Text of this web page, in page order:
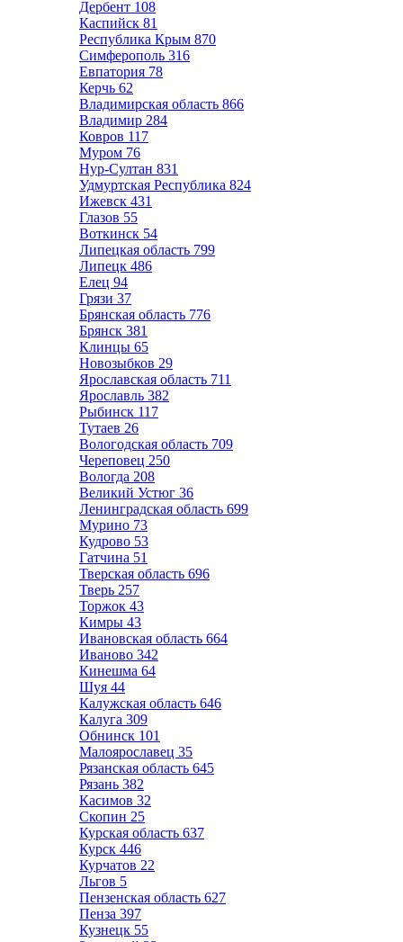
Дербент 108
Каспийск 81
Республика Крым 870
Симферополь 316
Евпатория 78
Керчь 62
Владимирская область 866
Владимир 284
Ковров 117
Муром 76
Нур-Султан 831
Удмуртская Республика 824
Ижевск 431
Глазов 55
Воткинск 54
Липецкая область 799
Липецк 486
Елец 94
Грязи 37
Брянская область 776
Брянск 381
Клинцы 65
Новозыбков 29
Ярославская область 711
Ярославль 382
Рыбинск 117
Тутаев 26
Вологодская область 709
Череповец 250
Вологда 208
Великий Устюг 36
Ленинградская область 699
Мурино 73
Кудрово 53
Гатчина 51
Тверская область 696
Тверь 257
Торжок 43
Кимры 43
Ивановская область 664
Иваново 342
Кинешма 64
Шуя 44
Калужская область 646
Калуга 309
Обнинск 101
Малоярославец 35
Рязанская область 645
Рязань 382
Касимов 32
Скопин 25
Курская область 637
Курск 446
Курчатов 22
Льгов 5
Пензенская область 627
Пенза 397
Кузнецк 55